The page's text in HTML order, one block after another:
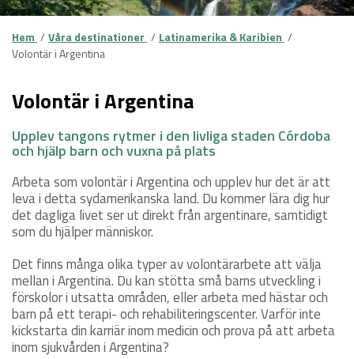
Hem Våra destinationer
Latinamerika & Karibien
Volontär i Argentina
Volontär i Argentina
Upplev tangons rytmer i den livliga staden Córdoba
och hjälp barn och vuxna på plats
Arbeta som volontär i Argentina och upplev hur det är att
leva i detta sydamerikanska land. Du kommer lära dig hur
det dagliga livet ser ut direkt från argentinare, samtidigt
som du hjälper människor.
Det finns många olika typer av volontärarbete att välja
mellan i Argentina. Du kan stötta små barns utveckling i
förskolor i utsatta områden, eller arbeta med hästar och
barn på ett terapi- och rehabiliteringscenter. Varför inte
kickstarta din karriär inom medicin och prova på att arbeta
inom sjukvården i Argentina?